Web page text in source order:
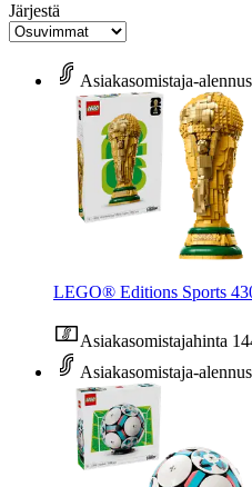
Järjestä
Asiakasomistaja-alennus
LEGO® Editions Sports
Asiakasomistajahinta
Asiakasomistaja-alennus